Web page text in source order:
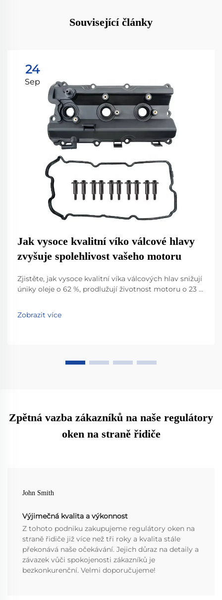
Související články
24
Sep
Jak vysoce kvalitní víko válcové hlavy
zvyšuje spolehlivost vašeho motoru
Zjistěte, jak vysoce kvalitní víka válcových hlav snižují
úniky oleje o 62 %, prodlužují životnost motoru o 23 %
tepelným testováním. Dozvědět se více.
Zobrazit více
Zpětná vazba zákazníků na naše regulátory
oken na straně řidiče
John Smith
Výjimečná kvalita a výkonnost
Z tohoto podniku zakupujeme regulátory oken na
straně řidiče již více než tři roky a kvalita stále
překonává naše očekávání. Jejich důraz na detaily a
závazek vůči spokojenosti zákazníků je
bezkonkurenční. Velmi doporučujeme!